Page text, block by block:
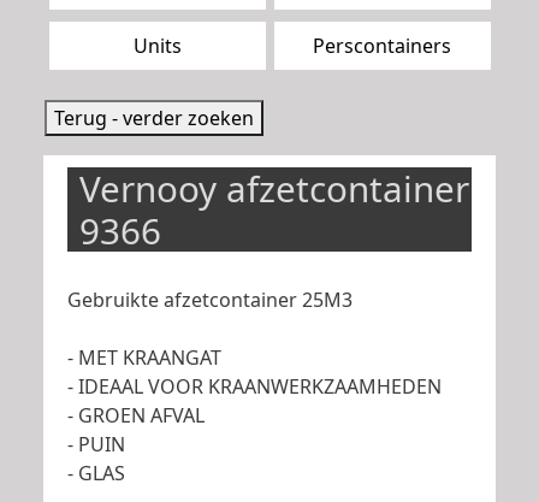
Units Perscontainers
Terug - verder zoeken
Vernooy afzetcontainer
9366
Gebruikte afzetcontainer 25M3
- MET KRAANGAT
- IDEAAL VOOR KRAANWERKZAAMHEDEN
- GROEN AFVAL
- PUIN
- GLAS